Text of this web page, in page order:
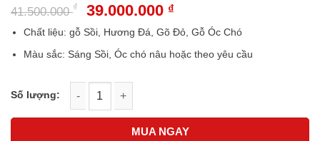
5 dựa trên
41.500.000₫
Giá
gốc
là:
39.000.000 ₫Giá
tại
39.000.000 ₫.
Chất liệu: gỗ Sồi, Hương Đá, Gõ Đỏ, Gỗ Óc Chó
Màu sắc: Sáng Sồi, Óc chó nâu hoặc theo yêu cầu
Bộ sofa gỗ Gõ Đỏ chân phi thuyền SF-007 số lượng
MUA NGAY